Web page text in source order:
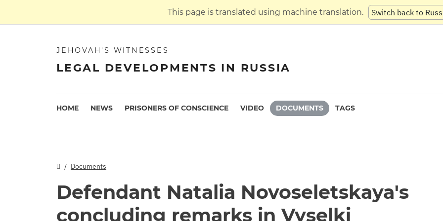
This page is translated using machine translation. Switch back to
JEHOVAH'S WITNESSES
LEGAL DEVELOPMENTS IN RUSSIA
HOME NEWS PRISONERS OF CONSCIENCE VIDEO DOCUMENTS TAGS
Documents
Defendant Natalia Novoseletskaya's
concluding remarks in Vyselki